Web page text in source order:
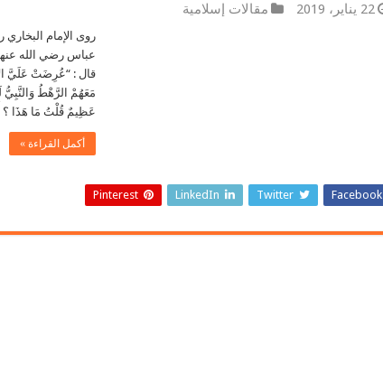
22 يناير، 2019 مقالات إسلامية
روى الإمام
عباس رضي الله
قال : “عُرِضَتْ عَلَيَّ
مَعَهُمْ الرَّهْطُ
عَظِيمٌ قُلْتُ مَا هَذَا
أكمل القراءة »
Facebook
Twitter
LinkedIn
Pinterest